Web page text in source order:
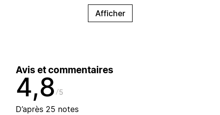
Afficher
Avis et commentaires
4,8 5
D’après 25 notes